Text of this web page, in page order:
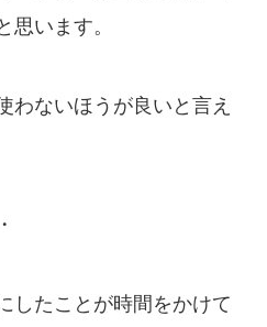
思います。
わないほうが良いと言え
したことが時間をかけて